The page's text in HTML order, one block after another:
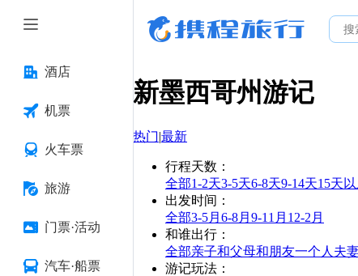
酒店
机票
火车票
旅游
门票·活动
汽车·船票
新墨西哥州游记
热门|最新
行程天数 ：
全部1-2天3-5天6-8天9-14天15天以
出发时间 ：
全部3-5月 6-8月 9-11月 12-2月
和谁出行 ：
全部亲子和父母和朋友一个人 夫
游记玩法 ：